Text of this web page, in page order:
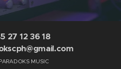
27 12 36 18
MUSIC